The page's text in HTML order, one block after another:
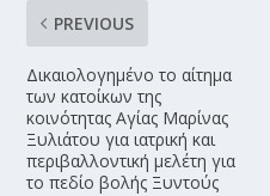
PREVIOUS
Δικαιολογημένο το αίτημα
των κατοίκων της
κοινότητας Αγίας Μαρίνας
Ξυλιάτου για ιατρική και
περιβαλλοντική μελέτη για
το πεδίο βολής Ξυντούς